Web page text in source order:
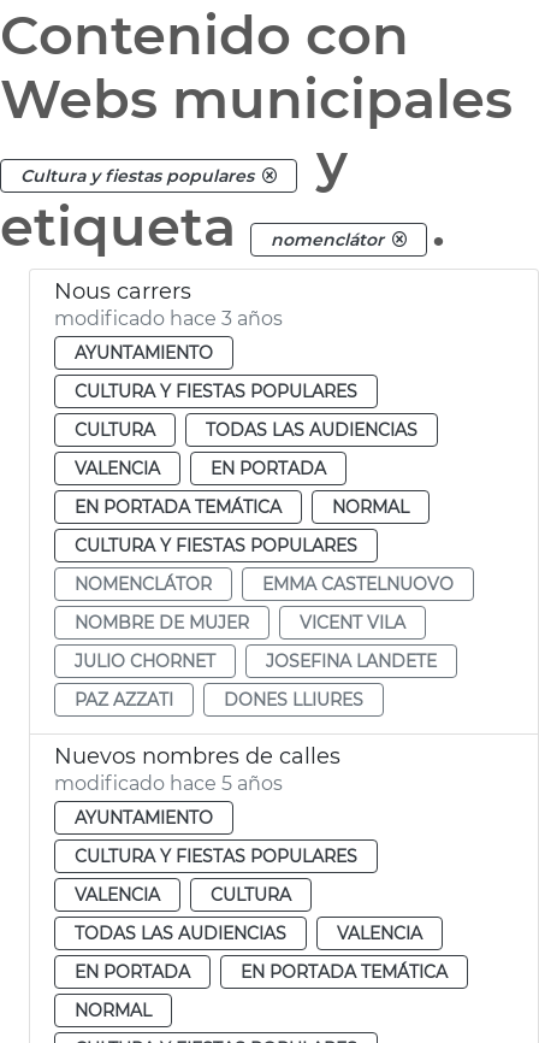
Contenido con
Webs municipales
Cultura y fiestas populares
y
etiqueta
nomenclátor .
Nous carrers
modificado hace 3 años
AYUNTAMIENTO
CULTURA Y FIESTAS POPULARES
CULTURA
TODAS LAS AUDIENCIAS
VALENCIA
EN PORTADA
EN PORTADA TEMÁTICA
NORMAL
CULTURA Y FIESTAS POPULARES
NOMENCLÁTOR
EMMA CASTELNUOVO
NOMBRE DE MUJER
VICENT VILA
JULIO CHORNET
JOSEFINA LANDETE
PAZ AZZATI
DONES LLIURES
Nuevos nombres de calles
modificado hace 5 años
AYUNTAMIENTO
CULTURA Y FIESTAS POPULARES
VALENCIA
CULTURA
TODAS LAS AUDIENCIAS
VALENCIA
EN PORTADA
EN PORTADA TEMÁTICA
NORMAL